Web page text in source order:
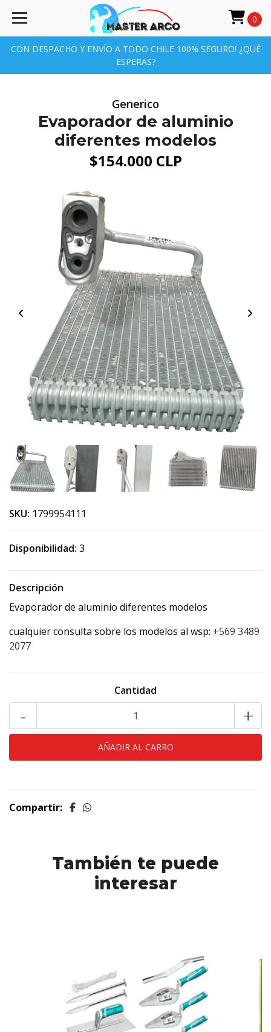
CON DESPACHO Y ENVÍO A TODO CHILE 100% SEGURO! ¿QUÉ
ESPERAS?
0
Generico
Evaporador de aluminio
diferentes modelos
$154.000 CLP
SKU: 1799954111
Disponibilidad: 3
Descripción
Evaporador de aluminio diferentes modelos
cualquier consulta sobre los modelos al wsp: +569 3489
2077
Cantidad
- +
Compartir:
También te puede
interesar